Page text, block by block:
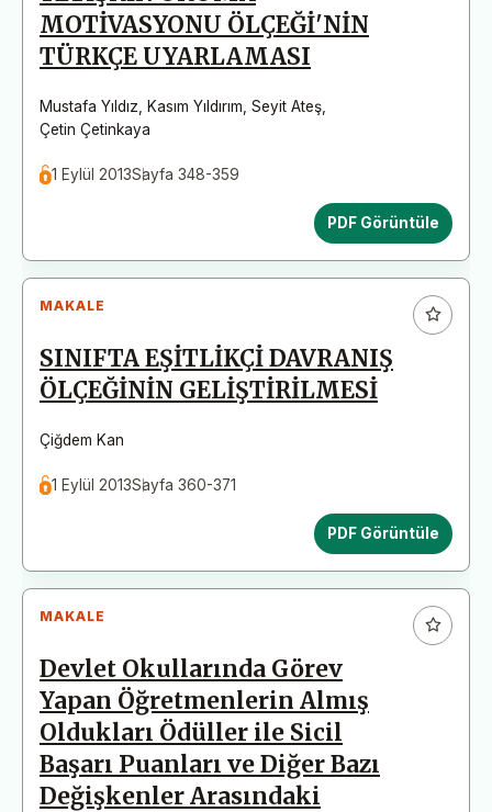
MOTİVASYONU ÖLÇEĞİ'NİN
TÜRKÇE UYARLAMASI
Mustafa Yıldız Kasım Yıldırım Seyit Ateş
Çetin Çetinkaya
1 Eylül 2013Sayfa 348-359
PDF Görüntüle
MAKALE
SINIFTA EŞİTLİKÇİ DAVRANIŞ
ÖLÇEĞİNİN GELİŞTİRİLMESİ
Çiğdem Kan
1 Eylül 2013Sayfa 360-371
PDF Görüntüle
MAKALE
Devlet Okullarında Görev
Yapan Öğretmenlerin Almış
Oldukları Ödüller ile Sicil
Başarı Puanları ve Diğer Bazı
Değişkenler Arasındaki